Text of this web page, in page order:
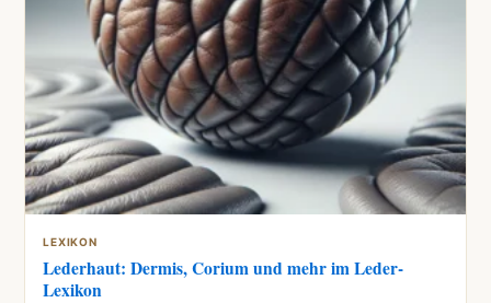
LEXIKON
Lederhaut: Dermis, Corium und mehr im Leder-
Lexikon